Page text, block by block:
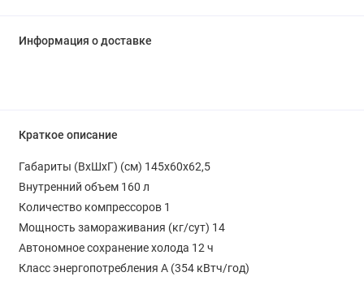
Информация о доставке
Краткое описание
Габариты (ВхШхГ) (см) 145х60x62,5
Внутренний объем 160 л
Количество компрессоров 1
Мощность замораживания (кг/сут) 14
Автономное сохранение холода 12 ч
Класс энергопотребления А (354 кВтч/год)